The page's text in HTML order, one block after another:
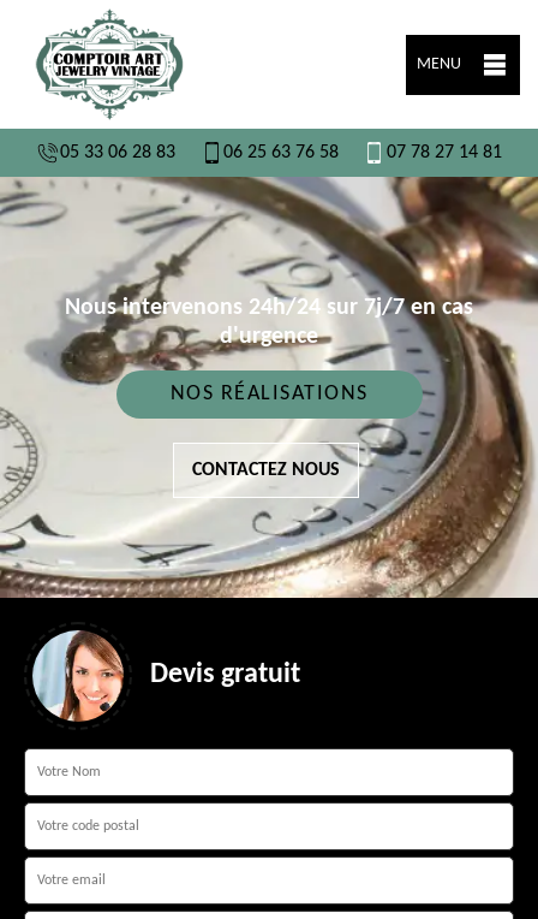
MENU
05 33 06 28 83 06 25 63 76 58 07 78 27 14 81
Nous intervenons 24h/24 sur 7j/7 en cas
d'urgence
NOS RÉALISATIONS
CONTACTEZ NOUS
Devis gratuit